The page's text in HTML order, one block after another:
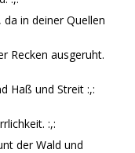
in deiner Quellen
Recken ausgeruht.
Haß und Streit :,:
:,:
der Wald und